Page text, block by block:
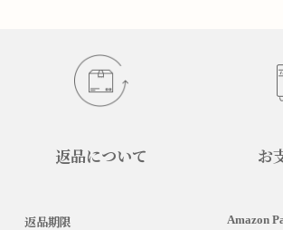
返品について
返品期限
お
Amazon